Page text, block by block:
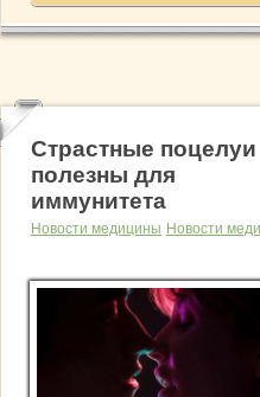
Страстные поцелуи
полезны для
иммунитета
Новости медицины Новости